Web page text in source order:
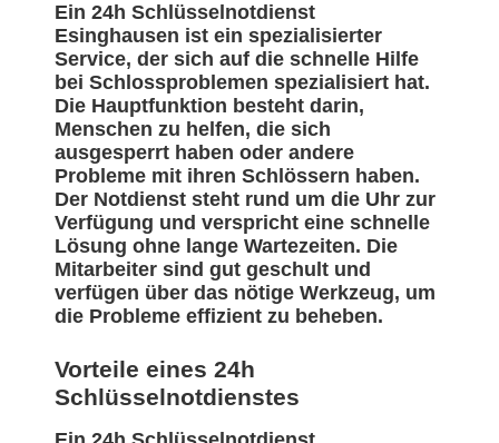
Ein 24h Schlüsselnotdienst
Esinghausen ist ein spezialisierter
Service, der sich auf die schnelle Hilfe
bei Schlossproblemen spezialisiert hat.
Die Hauptfunktion besteht darin,
Menschen zu helfen, die sich
ausgesperrt haben oder andere
Probleme mit ihren Schlössern haben.
Der Notdienst steht rund um die Uhr zur
Verfügung und verspricht eine schnelle
Lösung ohne lange Wartezeiten. Die
Mitarbeiter sind gut geschult und
verfügen über das nötige Werkzeug, um
die Probleme effizient zu beheben.
Vorteile eines 24h
Schlüsselnotdienstes